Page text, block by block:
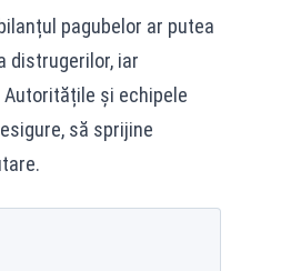
pagubelor ar putea
distrugerilor, iar
și echipele
să sprijine